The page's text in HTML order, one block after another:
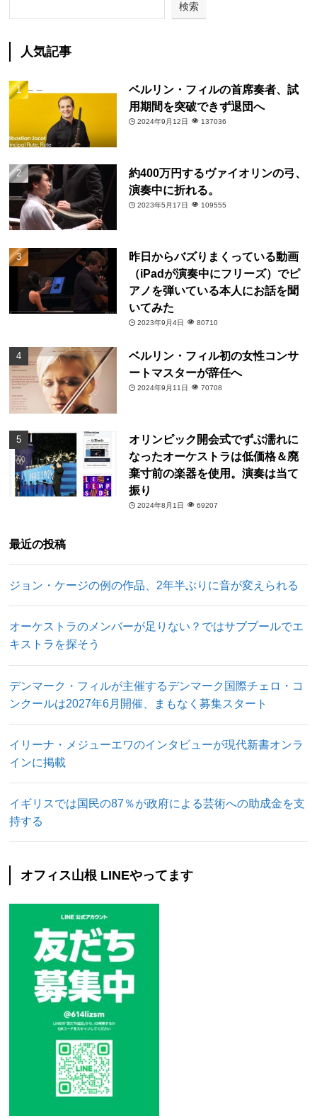
検索
人気記事
ベルリン・フィルの首席奏者、試
用期間を突破できず退団へ
2024年9月12日 137036
約400万円するヴァイオリンの弓、
演奏中に折れる。
2023年5月17日 109555
昨日からバズりまくっている動画
（iPadが演奏中にフリーズ）でピ
アノを弾いている本人にお話を聞
いてみた
2023年9月4日 80710
ベルリン・フィル初の女性コンサ
ートマスターが辞任へ
2024年9月11日 70708
オリンピック開会式でずぶ濡れに
なったオーケストラは低価格＆廃
棄寸前の楽器を使用。演奏は当て
振り
2024年8月1日 69207
最近の投稿
ジョン・ケージの例の作品、2年半ぶりに音が変えられる
オーケストラのメンバーが足りない？ではサブプールでエ
キストラを探そう
デンマーク・フィルが主催するデンマーク国際チェロ・コ
ンクールは2027年6月開催、まもなく募集スタート
イリーナ・メジューエワのインタビューが現代新書オンラ
インに掲載
イギリスでは国民の87％が政府による芸術への助成金を支
持する
オフィス山根 LINEやってます